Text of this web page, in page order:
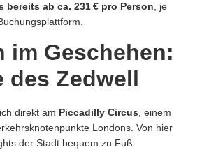
bereits ab ca. 231 € pro Person , je
im Geschehen:
des Zedwell
direkt am Piccadilly Circus , einem
Londons. Von hier
der Stadt bequem zu Fuß